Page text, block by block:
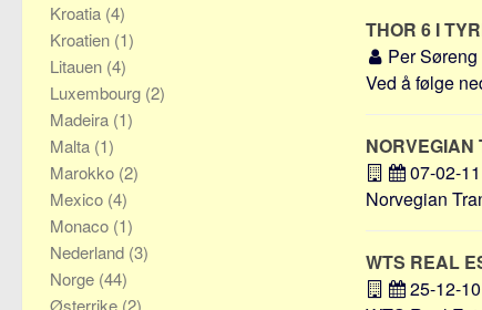
THOR 6 I
Per Søreng
Ved å følge
NORVEGIAN
07-02-11
Norvegian
WTS REAL
25-12-10
Kroatia (4)
Kroatien (1)
Litauen (4)
Luxembourg (2)
Madeira (1)
Malta (1)
Marokko (2)
Mexico (4)
Monaco (1)
Nederland (3)
Norge (44)
Østerrike (2)